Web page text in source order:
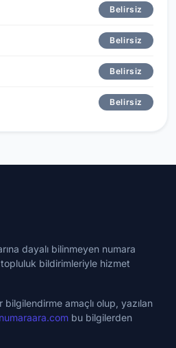
Belirsiz
Belirsiz
Belirsiz
Belirsiz
dayalı bilinmeyen numara
bildirimleriyle hizmet
bilgilendirme amaçlı olup, yazılan
numaraara.com bu bilgilerden